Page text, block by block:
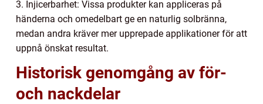
3. Injicerbarhet: Vissa produkter kan appliceras på
händerna och omedelbart ge en naturlig solbränna,
medan andra kräver mer upprepade applikationer för att
uppnå önskat resultat.
Historisk genomgång av för-
och nackdelar